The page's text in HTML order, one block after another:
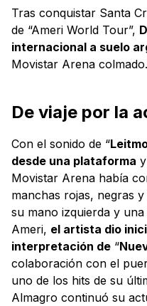
Tras conquistar Santa
de “Ameri World Tour”,
internacional a suelo
Movistar Arena colmado.
De viaje por la
Con el sonido de “
desde una plataforma
Movistar Arena había
manchas rojas, negras
su mano izquierda y
Ameri, el artista dio
interpretación de “
colaboración con el
uno de los hits de su
Almagro continuó su